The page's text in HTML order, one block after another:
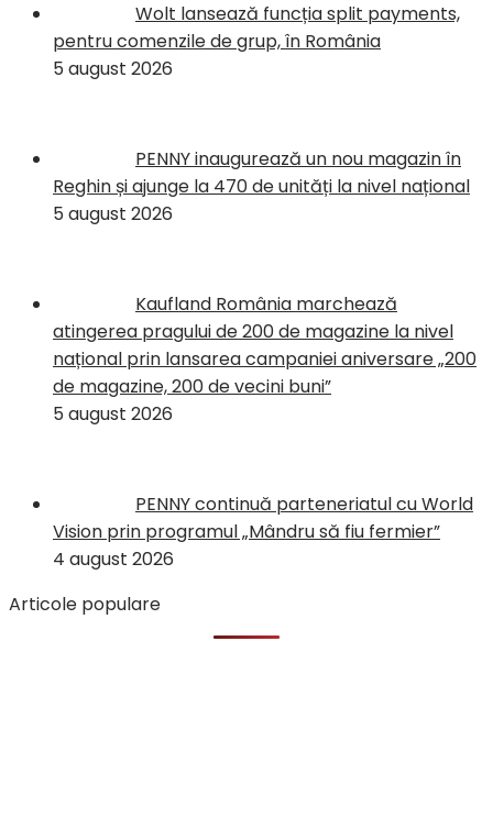
Wolt lansează funcția split payments,
pentru comenzile de grup, în România
5 august 2026
PENNY inaugurează un nou magazin în
Reghin și ajunge la 470 de unități la nivel național
5 august 2026
Kaufland România marchează
atingerea pragului de 200 de magazine la nivel
național prin lansarea campaniei aniversare „200
de magazine, 200 de vecini buni”
5 august 2026
PENNY continuă parteneriatul cu World
Vision prin programul „Mândru să fiu fermier”
4 august 2026
Articole populare